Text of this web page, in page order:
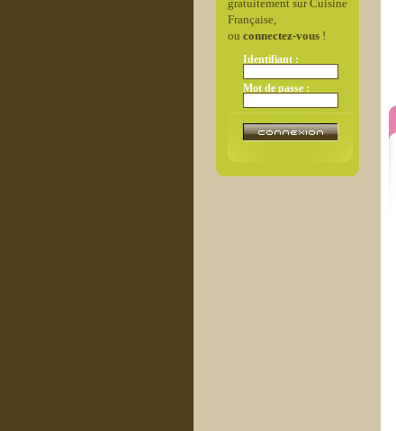
gratuitement sur Cuisine
Française,
ou connectez-vous!
Identifiant :
Mot de passe :